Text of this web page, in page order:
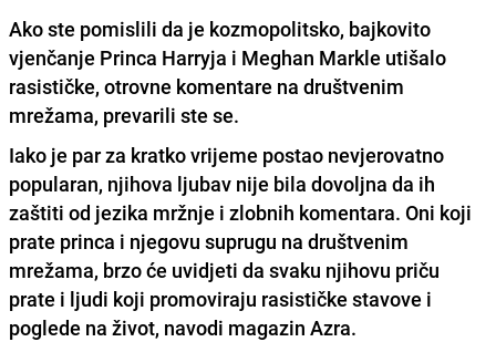
Ako ste pomislili da je kozmopolitsko, bajkovito
vjenčanje Princa Harryja i Meghan Markle utišalo
rasističke, otrovne komentare na društvenim
mrežama, prevarili ste se.
Iako je par za kratko vrijeme postao nevjerovatno
popularan, njihova ljubav nije bila dovoljna da ih
zaštiti od jezika mržnje i zlobnih komentara. Oni koji
prate princa i njegovu suprugu na društvenim
mrežama, brzo će uvidjeti da svaku njihovu priču
prate i ljudi koji promoviraju rasističke stavove i
poglede na život, navodi magazin Azra.